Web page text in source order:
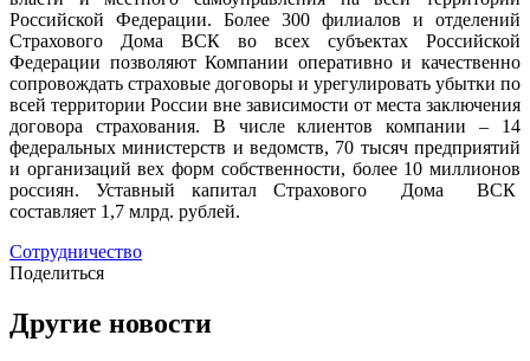
Российской Федерации. Более 300 филиалов и отделений
Страхового Дома ВСК во всех субъектах Российской
Федерации позволяют Компании оперативно и качественно
сопровождать страховые договоры и урегулировать убытки по
всей территории России вне зависимости от места заключения
договора страхования. В числе клиентов компании – 14
федеральных министерств и ведомств, 70 тысяч предприятий
и организаций вех форм собственности, более 10 миллионов
россиян. Уставный капитал Страхового
Дома
ВСК
составляет 1,7 млрд. рублей.
Сотрудничество
Поделиться
Другие новости